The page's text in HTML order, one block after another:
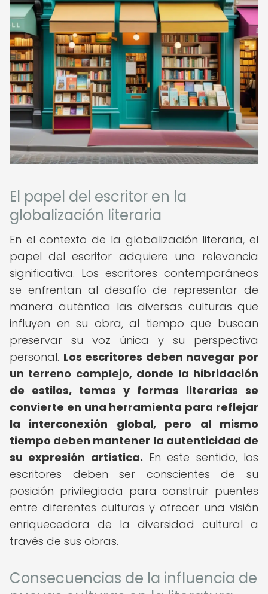
El papel del escritor en la
globalización literaria
En el contexto de la globalización literaria, el
papel del escritor adquiere una relevancia
significativa. Los escritores contemporáneos
se enfrentan al desafío de representar de
manera auténtica las diversas culturas que
influyen en su obra, al tiempo que buscan
preservar su voz única y su perspectiva
personal. Los escritores deben navegar por
un terreno complejo, donde la hibridación
de estilos, temas y formas literarias se
convierte en una herramienta para reflejar
la interconexión global, pero al mismo
tiempo deben mantener la autenticidad de
su expresión artística. En este sentido, los
escritores deben ser conscientes de su
posición privilegiada para construir puentes
entre diferentes culturas y ofrecer una visión
enriquecedora de la diversidad cultural a
través de sus obras.
Consecuencias de la influencia de